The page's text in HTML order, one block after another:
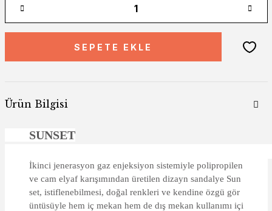
SEPETE EKLE
Ürün Bilgisi
SUNSET
İkinci jenerasyon gaz enjeksiyon sistemiyle polipropilen
ve cam elyaf karışımından üretilen dizayn sandalye Sun
set, istiflenebilmesi, doğal renkleri ve kendine özgü gör
üntüsüyle hem iç mekan hem de dış mekan kullanımı içi